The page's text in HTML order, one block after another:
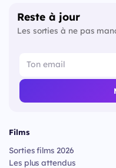
Reste à jour
Les sorties à ne pas
Films
Sorties films 2026
Les plus attendus